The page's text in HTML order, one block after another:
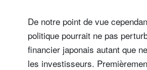
De notre point de vue
politique pourrait ne pas
financier japonais autant que
les investisseurs.